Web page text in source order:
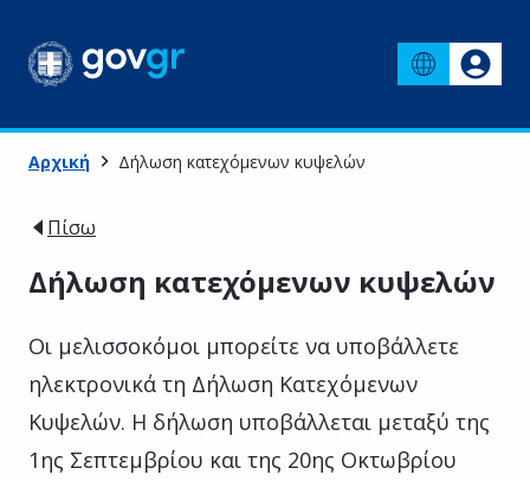
Αρχική Δήλωση κατεχόμενων κυψελών
Πίσω
Δήλωση κατεχόμενων κυψελών
Οι μελισσοκόμοι μπορείτε να υποβάλλετε
ηλεκτρονικά τη Δήλωση Κατεχόμενων
Κυψελών. Η δήλωση υποβάλλεται μεταξύ της
1ης Σεπτεμβρίου και της 20ης Οκτωβρίου